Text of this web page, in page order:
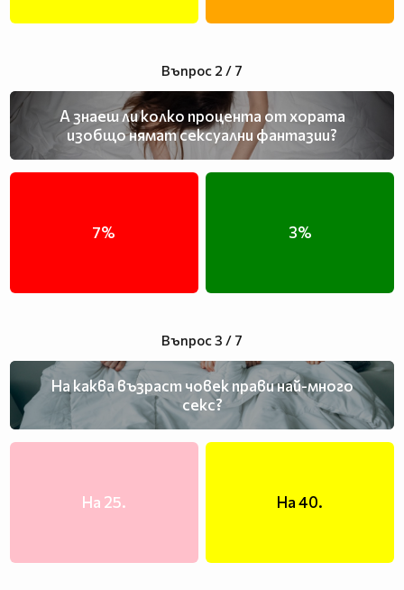
Въпрос 2 / 7
А знаеш ли колко процента от хората
изобщо нямат сексуални фантазии?
7% 3%
Въпрос 3 / 7
На каква възраст човек прави най-много
секс?
На 25. На 40.